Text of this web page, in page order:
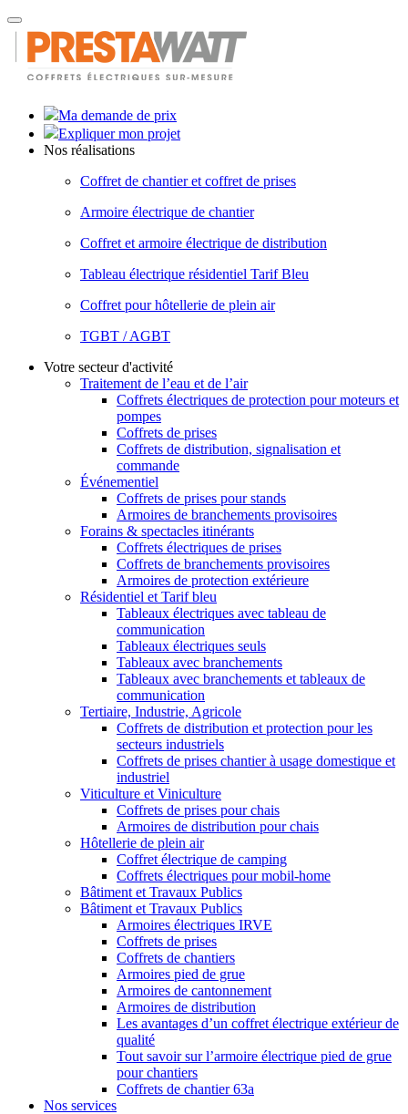
Toggle
navigation
Ma demande de prix
Expliquer mon projet
Nos réalisations
Coffret de chantier et coffret de prises
Armoire électrique de chantier
Coffret et armoire électrique de distribution
Tableau électrique résidentiel Tarif Bleu
Coffret pour hôtellerie de plein air
TGBT / AGBT
Votre secteur d'activité
Traitement de l’eau et de l’air
Coffrets électriques de protection pour moteurs et
pompes
Coffrets de prises
Coffrets de distribution, signalisation et
commande
Événementiel
Coffrets de prises pour stands
Armoires de branchements provisoires
Forains & spectacles itinérants
Coffrets électriques de prises
Coffrets de branchements provisoires
Armoires de protection extérieure
Résidentiel et Tarif bleu
Tableaux électriques avec tableau de
communication
Tableaux électriques seuls
Tableaux avec branchements
Tableaux avec branchements et tableaux de
communication
Tertiaire, Industrie, Agricole
Coffrets de distribution et protection pour les
secteurs industriels
Coffrets de prises chantier à usage domestique et
industriel
Viticulture et Viniculture
Coffrets de prises pour chais
Armoires de distribution pour chais
Hôtellerie de plein air
Coffret électrique de camping
Coffrets électriques pour mobil-home
Bâtiment et Travaux Publics
Bâtiment et Travaux Publics
Armoires électriques IRVE
Coffrets de prises
Coffrets de chantiers
Armoires pied de grue
Armoires de cantonnement
Armoires de distribution
Les avantages d’un coffret électrique extérieur de
qualité
Tout savoir sur l’armoire électrique pied de grue
pour chantiers
Coffrets de chantier 63a
Nos services